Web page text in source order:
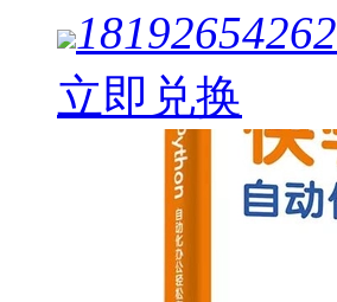
18192654262
立即兑换